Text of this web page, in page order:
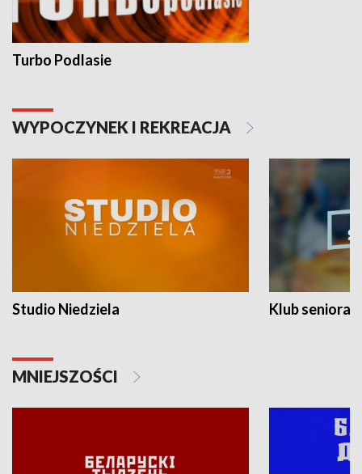
Turbo Podlasie
WYPOCZYNEK I REKREACJA
Studio Niedziela Klub seniora
MNIEJSZOŚCI